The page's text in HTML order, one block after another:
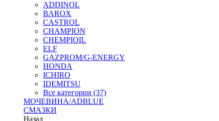
ADDINOL
BAROX
CASTROL
CHAMPION
CHEMPIOIL
ELF
GAZPROM/G-ENERGY
HONDA
ICHIRO
IDEMITSU
Все категории (37)
МОЧЕВИНА/ADBLUE
СМАЗКИ
Назад